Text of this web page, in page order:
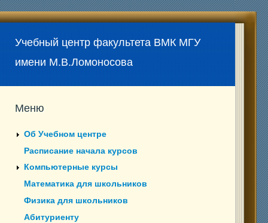
Учебный центр факультета ВМК МГУ
имени М.В.Ломоносова
Меню
Об Учебном центре
Расписание начала курсов
Компьютерные курсы
Математика для школьников
Физика для школьников
Абитуриенту